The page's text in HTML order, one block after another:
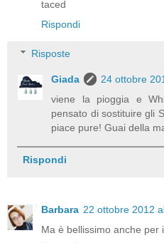
taced
Rispondi
Risposte
Giada
24 ottobre
viene la pioggia e
pensato di sostituire gli
piace pure! Guai della
Rispondi
Barbara 22 ottobre 2012
Ma è bellissimo anche per